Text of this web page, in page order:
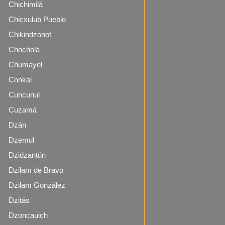
Chichimilá
Chicxulub Pueblo
Chikindzonot
Chocholá
Chumayel
Conkal
Cuncunul
Cuzamá
Dzán
Dzemul
Dzidzantún
Dzilam de Bravo
Dzilam González
Dzitás
Dzoncauich